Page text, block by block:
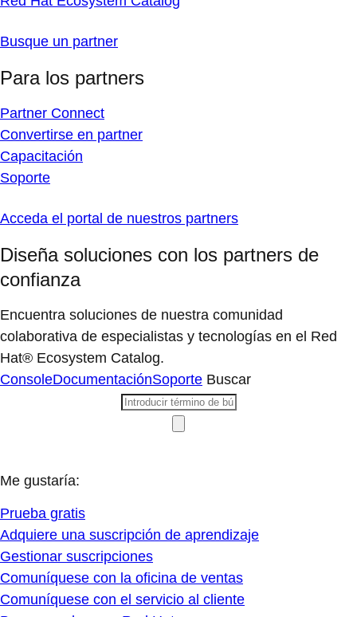
Busque un partner
Para los partners
Partner Connect
Convertirse en partner
Capacitación
Soporte
Acceda el portal de nuestros partners
Diseña soluciones con los partners de
confianza
Encuentra soluciones de nuestra comunidad
colaborativa de especialistas y tecnologías en el Red
Hat® Ecosystem Catalog.
ConsoleDocumentaciónSoporte Buscar
Me gustaría:
Prueba gratis
Adquiere una suscripción de aprendizaje
Gestionar suscripciones
Comuníquese con la oficina de ventas
Comuníquese con el servicio al cliente